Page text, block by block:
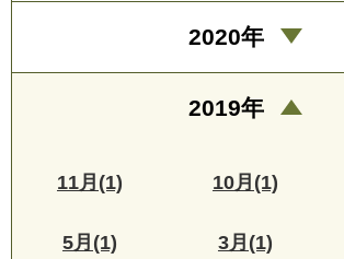
2020年
2019年
11月(1) 10月(1)
5月(1) 3月(1)